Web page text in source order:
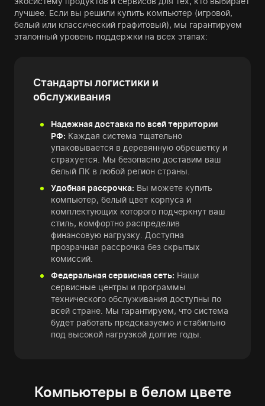
лучшее. Если вы решили купить компьютер (игровой,
белый или классический графитовый), мы гарантируем
эталонный уровень поддержки на всех этапах:
Стандарты логистики и
обслуживания
Надежная доставка по всей территории
РФ: Каждая система тщательно
упаковывается в деревянную обрешетку и
страхуется. Мы безопасно доставим ваш
белый ПК в любой регион страны.
Удобная рассрочка: Вы можете купить
компьютер, белый цвет корпуса и
комплектующих которого подчеркнут ваш
стиль, комфортно распределив
финансовую нагрузку. Доступна
прозрачная рассрочка без скрытых
комиссий.
Федеральная сервисная сеть: Наши
сервисные центры и программы
технического обслуживания доступны по
всей стране. Мы гарантируем, что система
будет работать предсказуемо и стабильно
под высокой нагрузкой долгие годы.
Компьютеры в белом цвете